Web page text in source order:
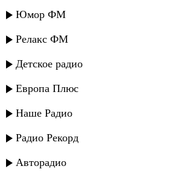
Юмор ФМ
Релакс ФМ
Детское радио
Европа Плюс
Наше Радио
Радио Рекорд
Авторадио
Салихат Омарова - Моя любовь
Заира Омарова - Вечерний город
Шамсудин Капланов - Шуточная
Ханаци Ханакаев - Шуточная